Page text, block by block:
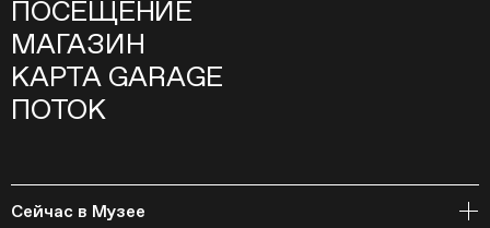
ПОСЕЩЕНИЕ
МАГАЗИН
КАРТА GARAGE
ПОТОК
Сейчас в Музее